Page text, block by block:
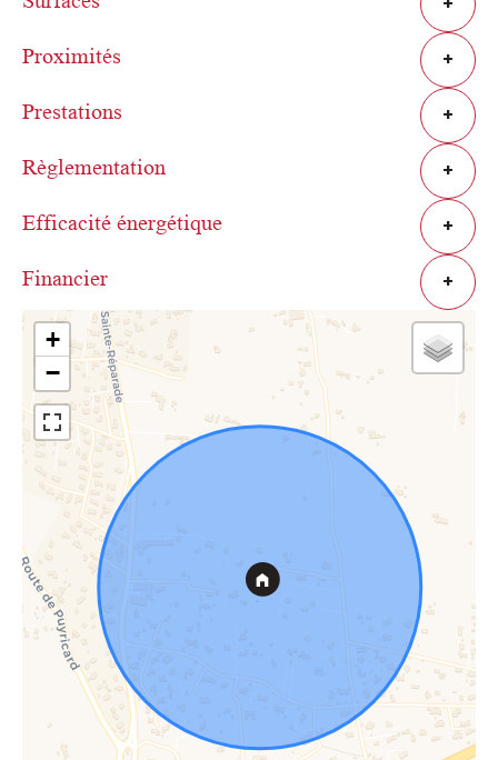
Proximités +
Prestations +
Règlementation +
Efficacité énergétique +
Financier +
+
−